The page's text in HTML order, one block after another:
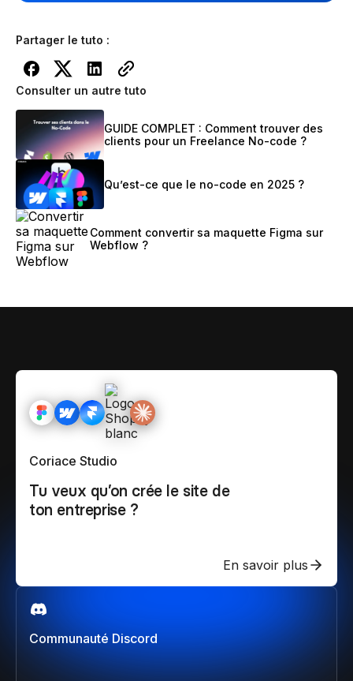
Partager le tuto :
Consulter un autre tuto
GUIDE COMPLET : Comment trouver des
clients pour un Freelance No-code ?
Qu’est-ce que le no-code en 2025 ?
Comment convertir sa maquette Figma sur
Webflow ?
Communauté Discord
Coriace Studio
Tu veux qu’on crée le site de
ton entreprise ?
En savoir plus